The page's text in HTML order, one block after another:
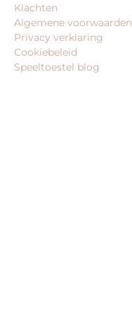
Klachten
Algemene voorwaarden
Privacy verklaring
Cookiebeleid
Speeltoestel blog